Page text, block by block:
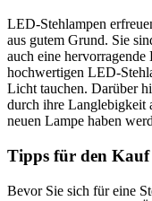
LED-Stehlampen
aus gutem Grund. Sie
auch eine
hochwertigen LED-
Licht tauchen. Darüber
durch ihre Langlebigkeit
neuen Lampe haben
Tipps für den Kauf
Bevor Sie sich für eine